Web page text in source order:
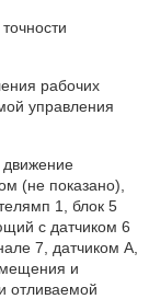
рабочих
управления
движение
(не показано),
1, блок 5
с датчиком 6
7, датчиком А,
и
отливаемой